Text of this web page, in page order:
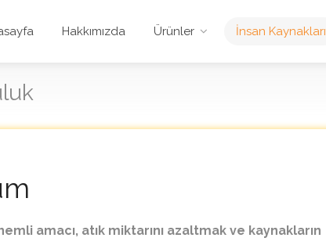
Hakkımızda Ürünler İnsan Kaynakları
amacı, atık miktarını azaltmak ve kaynakların